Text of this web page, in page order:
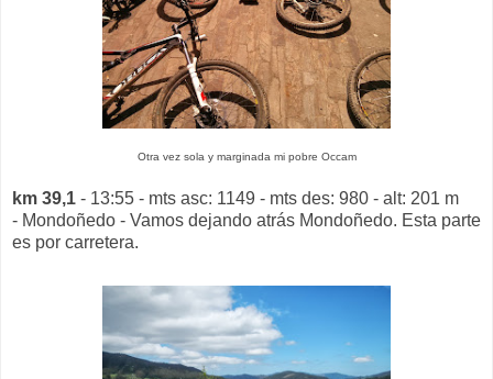
Otra vez sola y marginada mi pobre Occam
km 39,1 - 13:55 - mts asc: 1149 - mts des: 980 - alt: 201 m
- Mondoñedo - Vamos dejando atrás Mondoñedo. Esta parte
es por carretera.